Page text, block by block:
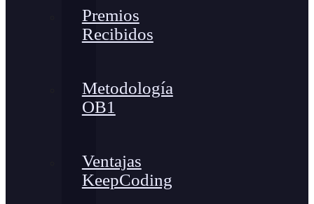
Premios
Recibidos
Metodología
OB1
Ventajas
KeepCoding